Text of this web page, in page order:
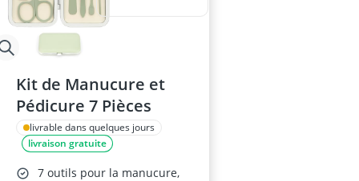
Kit de Manucure et
Pédicure 7 Pièces
livrable dans quelques jours
livraison gratuite
7 outils pour la manucure,